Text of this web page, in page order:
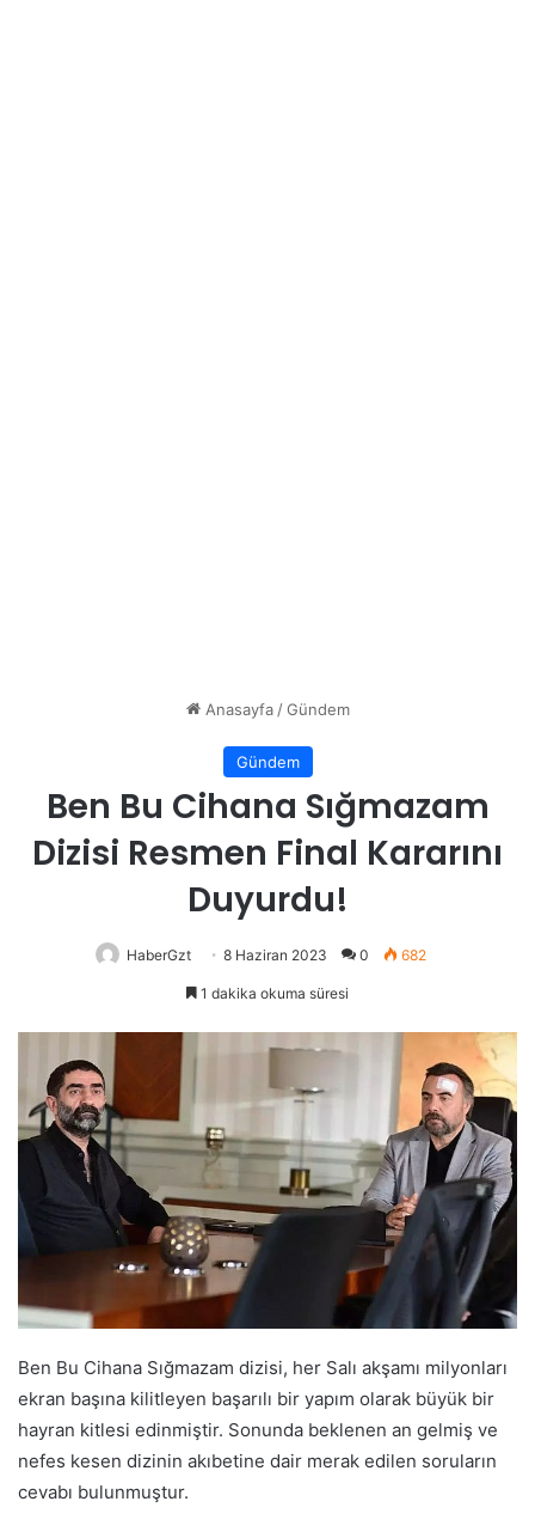
Anasayfa / Gündem
Gündem
Ben Bu Cihana Sığmazam
Dizisi Resmen Final Kararını
Duyurdu!
HaberGzt 8 Haziran 2023 0 682
1 dakika okuma süresi
Ben Bu Cihana Sığmazam dizisi, her Salı akşamı milyonları
ekran başına kilitleyen başarılı bir yapım olarak büyük bir
hayran kitlesi edinmiştir. Sonunda beklenen an gelmiş ve
nefes kesen dizinin akıbetine dair merak edilen soruların
cevabı bulunmuştur.